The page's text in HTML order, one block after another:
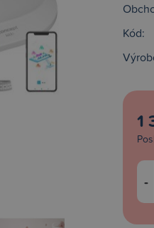
Kód:
1
-